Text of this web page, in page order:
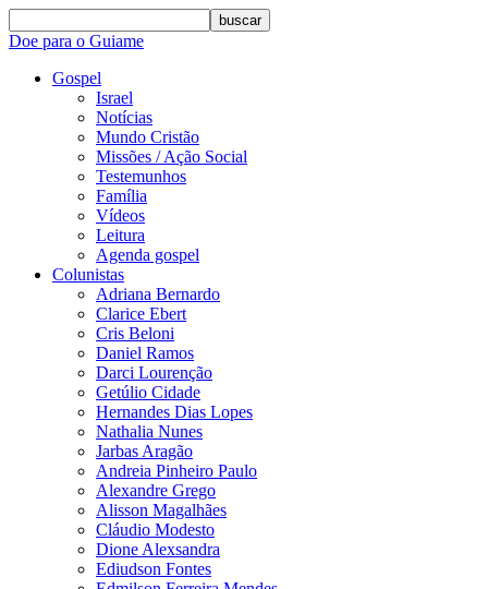
buscar
Doe para o Guiame
Gospel
Israel
Notícias
Mundo Cristão
Missões / Ação Social
Testemunhos
Família
Vídeos
Leitura
Agenda gospel
Colunistas
Adriana Bernardo
Clarice Ebert
Cris Beloni
Daniel Ramos
Darci Lourenção
Getúlio Cidade
Hernandes Dias Lopes
Nathalia Nunes
Jarbas Aragão
Andreia Pinheiro Paulo
Alexandre Grego
Alisson Magalhães
Cláudio Modesto
Dione Alexsandra
Ediudson Fontes